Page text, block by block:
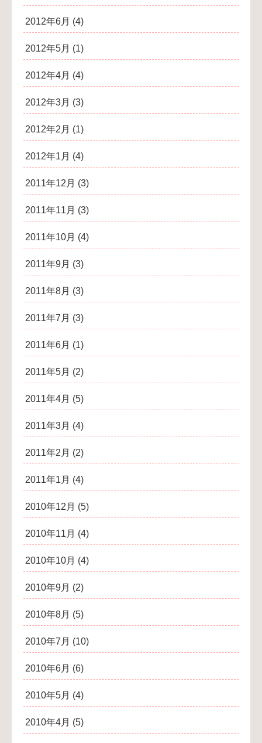
2012年6月 (4)
2012年5月 (1)
2012年4月 (4)
2012年3月 (3)
2012年2月 (1)
2012年1月 (4)
2011年12月 (3)
2011年11月 (3)
2011年10月 (4)
2011年9月 (3)
2011年8月 (3)
2011年7月 (3)
2011年6月 (1)
2011年5月 (2)
2011年4月 (5)
2011年3月 (4)
2011年2月 (2)
2011年1月 (4)
2010年12月 (5)
2010年11月 (4)
2010年10月 (4)
2010年9月 (2)
2010年8月 (5)
2010年7月 (10)
2010年6月 (6)
2010年5月 (4)
2010年4月 (5)